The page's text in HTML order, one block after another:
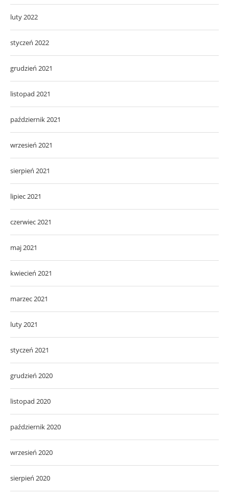
luty 2022
styczeń 2022
grudzień 2021
listopad 2021
październik 2021
wrzesień 2021
sierpień 2021
lipiec 2021
czerwiec 2021
maj 2021
kwiecień 2021
marzec 2021
luty 2021
styczeń 2021
grudzień 2020
listopad 2020
październik 2020
wrzesień 2020
sierpień 2020